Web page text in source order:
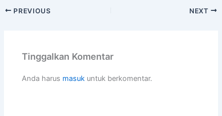
PREVIOUS NEXT
Tinggalkan Komentar
Anda harus masuk untuk berkomentar.